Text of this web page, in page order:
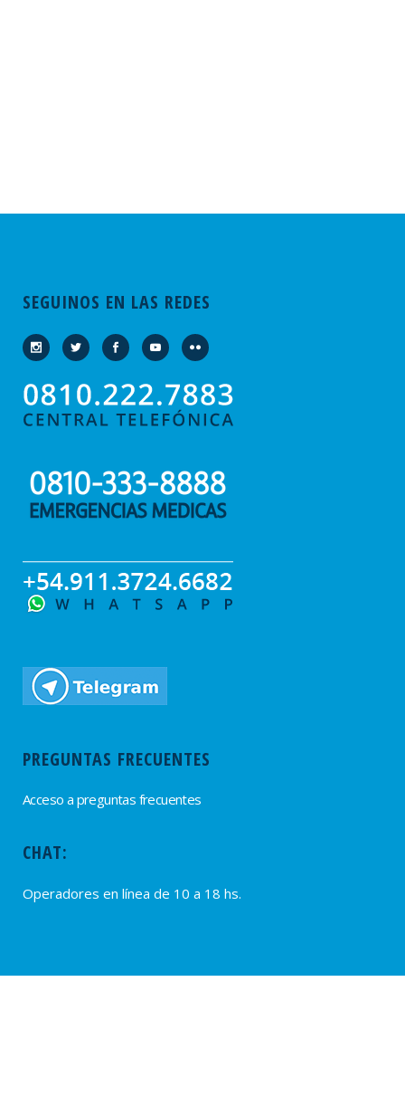
SEGUINOS EN LAS REDES
PREGUNTAS FRECUENTES
Acceso a preguntas frecuentes
CHAT:
Operadores en línea de 10 a 18 hs.
PROVEEDORES